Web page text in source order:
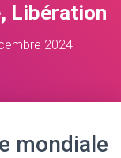
E
R
V
Libération
2024
mondiale